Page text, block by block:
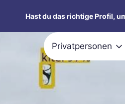
Hast du das richtige Profil,
Privatpersonen